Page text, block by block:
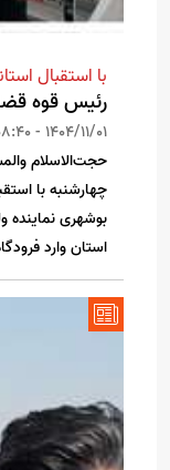
با استقبال
رئیس قوه
1404/11/01 - 08:40
حجت‌الاسلام
چهارشنبه با
بوشهری نماینده
استان وارد